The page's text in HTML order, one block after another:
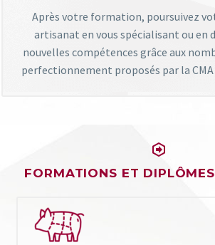
Après votre formation, poursuivez
artisanat en vous spécialisant ou en
nouvelles compétences grâce aux
perfectionnement proposés par la


FORMATIONS ET